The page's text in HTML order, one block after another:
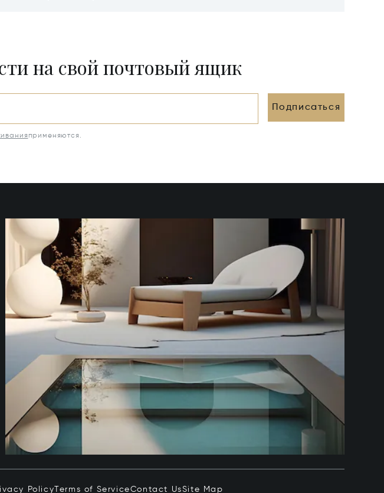
на свой почтовый ящик
Подписаться
применяются.
Policy Terms of ServiceContact UsSite Map